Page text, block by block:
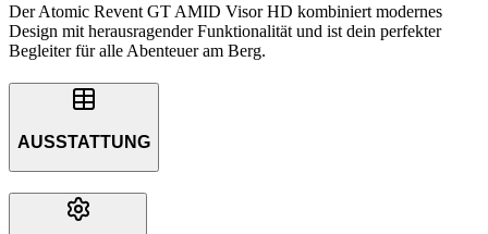
Der Atomic Revent GT AMID Visor HD kombiniert modernes
Design mit herausragender Funktionalität und ist dein perfekter
Begleiter für alle Abenteuer am Berg.
AUSSTATTUNG